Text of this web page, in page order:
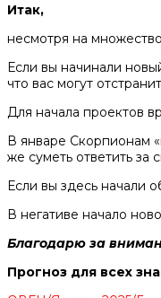
Итак,
несмотря на
Если вы начинали
что вас могут
Для начала проектов
В январе Скорпионам
же суметь ответить за
Если вы здесь начали
В негативе начало
Благодарю за
Прогноз для всех